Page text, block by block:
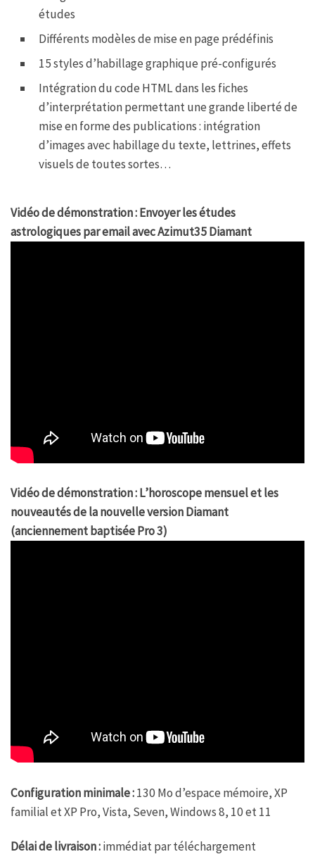
études
Différents modèles de mise en page prédéfinis
15 styles d’habillage graphique pré-configurés
Intégration du code HTML dans les fiches
d’interprétation permettant une grande liberté de
mise en forme des publications : intégration
d’images avec habillage du texte, lettrines, effets
visuels de toutes sortes…
Vidéo de démonstration : Envoyer les études
astrologiques par email avec Azimut35 Diamant
Vidéo de démonstration : L’horoscope mensuel et les
nouveautés de la nouvelle version Diamant
(anciennement baptisée Pro 3)
Configuration minimale :130 Mo d’espace mémoire, XP
familial et XP Pro, Vista, Seven, Windows 8, 10 et 11
Délai de livraison :immédiat par téléchargement